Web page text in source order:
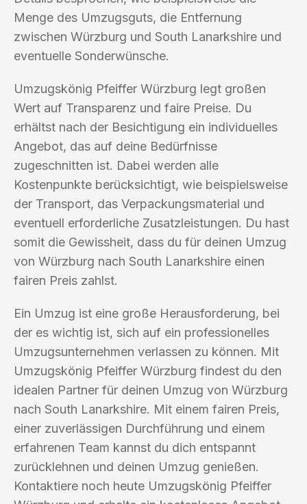
Menge des Umzugsguts, die Entfernung
zwischen Würzburg und South Lanarkshire und
eventuelle Sonderwünsche.
Umzugskönig Pfeiffer Würzburg legt großen
Wert auf Transparenz und faire Preise. Du
erhältst nach der Besichtigung ein individuelles
Angebot, das auf deine Bedürfnisse
zugeschnitten ist. Dabei werden alle
Kostenpunkte berücksichtigt, wie beispielsweise
der Transport, das Verpackungsmaterial und
eventuell erforderliche Zusatzleistungen. Du hast
somit die Gewissheit, dass du für deinen Umzug
von Würzburg nach South Lanarkshire einen
fairen Preis zahlst.
Ein Umzug ist eine große Herausforderung, bei
der es wichtig ist, sich auf ein professionelles
Umzugsunternehmen verlassen zu können. Mit
Umzugskönig Pfeiffer Würzburg findest du den
idealen Partner für deinen Umzug von Würzburg
nach South Lanarkshire. Mit einem fairen Preis,
einer zuverlässigen Durchführung und einem
erfahrenen Team kannst du dich entspannt
zurücklehnen und deinen Umzug genießen.
Kontaktiere noch heute Umzugskönig Pfeiffer